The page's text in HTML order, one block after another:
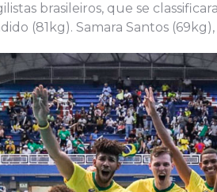
brasileiros, que se
(81kg). Samara Santos